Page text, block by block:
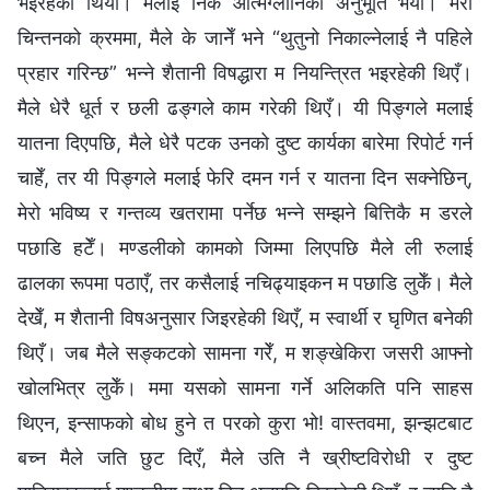
चिन्तनको क्रममा, मैले के जानेँ भने “थुतुनो निकाल्‍नेलाई नै पहिले
प्रहार गरिन्छ” भन्‍ने शैतानी विषद्धारा म नियन्त्रित भइरहेकी थिएँ।
मैले धेरै धूर्त र छली ढङ्गले काम गरेकी थिएँ। यी पिङ्गले मलाई
यातना दिएपछि, मैले धेरै पटक उनको दुष्ट कार्यका बारेमा रिपोर्ट गर्न
चाहेँ, तर यी पिङ्गले मलाई फेरि दमन गर्न र यातना दिन सक्नेछिन्,
मेरो भविष्य र गन्तव्य खतरामा पर्नेछ भन्‍ने सम्झने बित्तिकै म डरले
पछाडि हटेँ। मण्डलीको कामको जिम्मा लिएपछि मैले ली रुलाई
ढालका रूपमा पठाएँ, तर कसैलाई नचिढ्याइकन म पछाडि लुकेँ। मैले
देखेँ, म शैतानी विषअनुसार जिइरहेकी थिएँ, म स्वार्थी र घृणित बनेकी
थिएँ। जब मैले सङ्कटको सामना गरेँ, म शङ्खेकिरा जसरी आफ्नो
खोलभित्र लुकेँ। ममा यसको सामना गर्ने अलिकति पनि साहस
थिएन, इन्साफको बोध हुने त परको कुरा भो! वास्तवमा, झन्झटबाट
बच्न मैले जति छुट दिएँ, मैले उति नै ख्रीष्टविरोधी र दुष्ट